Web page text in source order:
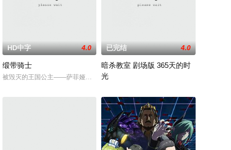
玛古悲剧的一
个人都拥有耀眼夺目的个性与实力，但现在的她们
Morgan Elsbeth和前绝地武士Barriss O
HD中字 4.0
缎带骑士
被毁灭的王国公主——萨菲娅。灾厄“内尔伽勒”夺走了她故乡希尔弗兰的一切，
已完结 4.0
暗杀教室 剧场版 365天的时
光